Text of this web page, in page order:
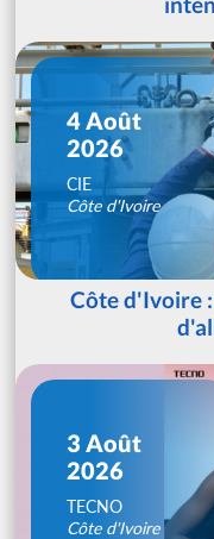
4 Août
2026
CIE
Côte d'Ivoire
Côte d'Ivoire
3 Août
2026
TECNO
Côte d'Ivoire